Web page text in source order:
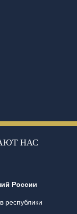
НАС
России
республики